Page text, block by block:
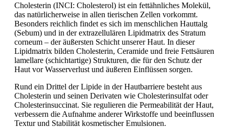
Cholesterin (INCI: Cholesterol) ist ein fettähnliches Molekül,
das natürlicherweise in allen tierischen Zellen vorkommt.
Besonders reichlich findet es sich im menschlichen Hauttalg
(Sebum) und in der extrazellulären Lipidmatrix des Stratum
corneum – der äußersten Schicht unserer Haut. In dieser
Lipidmatrix bilden Cholesterin, Ceramide und freie Fettsäuren
lamellare (schichtartige) Strukturen, die für den Schutz der
Haut vor Wasserverlust und äußeren Einflüssen sorgen.
Rund ein Drittel der Lipide in der Hautbarriere besteht aus
Cholesterin und seinen Derivaten wie Cholesterinsulfat oder
Cholesterinsuccinat. Sie regulieren die Permeabilität der Haut,
verbessern die Aufnahme anderer Wirkstoffe und beeinflussen
Textur und Stabilität kosmetischer Emulsionen.